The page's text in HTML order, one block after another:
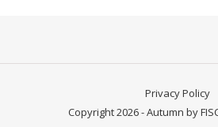
Privacy Policy
Copyright 2026 - Autumn by